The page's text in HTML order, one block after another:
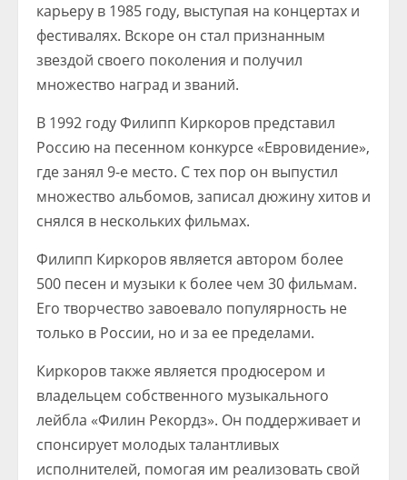
карьеру в 1985 году, выступая на концертах и
фестивалях. Вскоре он стал признанным
звездой своего поколения и получил
множество наград и званий.
В 1992 году Филипп Киркоров представил
Россию на песенном конкурсе «Евровидение»,
где занял 9-е место. С тех пор он выпустил
множество альбомов, записал дюжину хитов и
снялся в нескольких фильмах.
Филипп Киркоров является автором более
500 песен и музыки к более чем 30 фильмам.
Его творчество завоевало популярность не
только в России, но и за ее пределами.
Киркоров также является продюсером и
владельцем собственного музыкального
лейбла «Филин Рекордз». Он поддерживает и
спонсирует молодых талантливых
исполнителей, помогая им реализовать свой